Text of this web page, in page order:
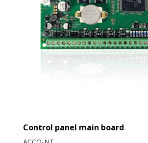
Control panel main board